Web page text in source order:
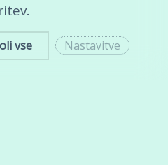
vse Nastavitve